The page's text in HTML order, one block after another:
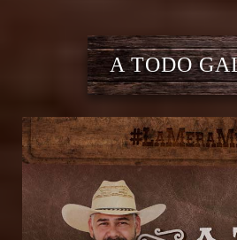
A TODO